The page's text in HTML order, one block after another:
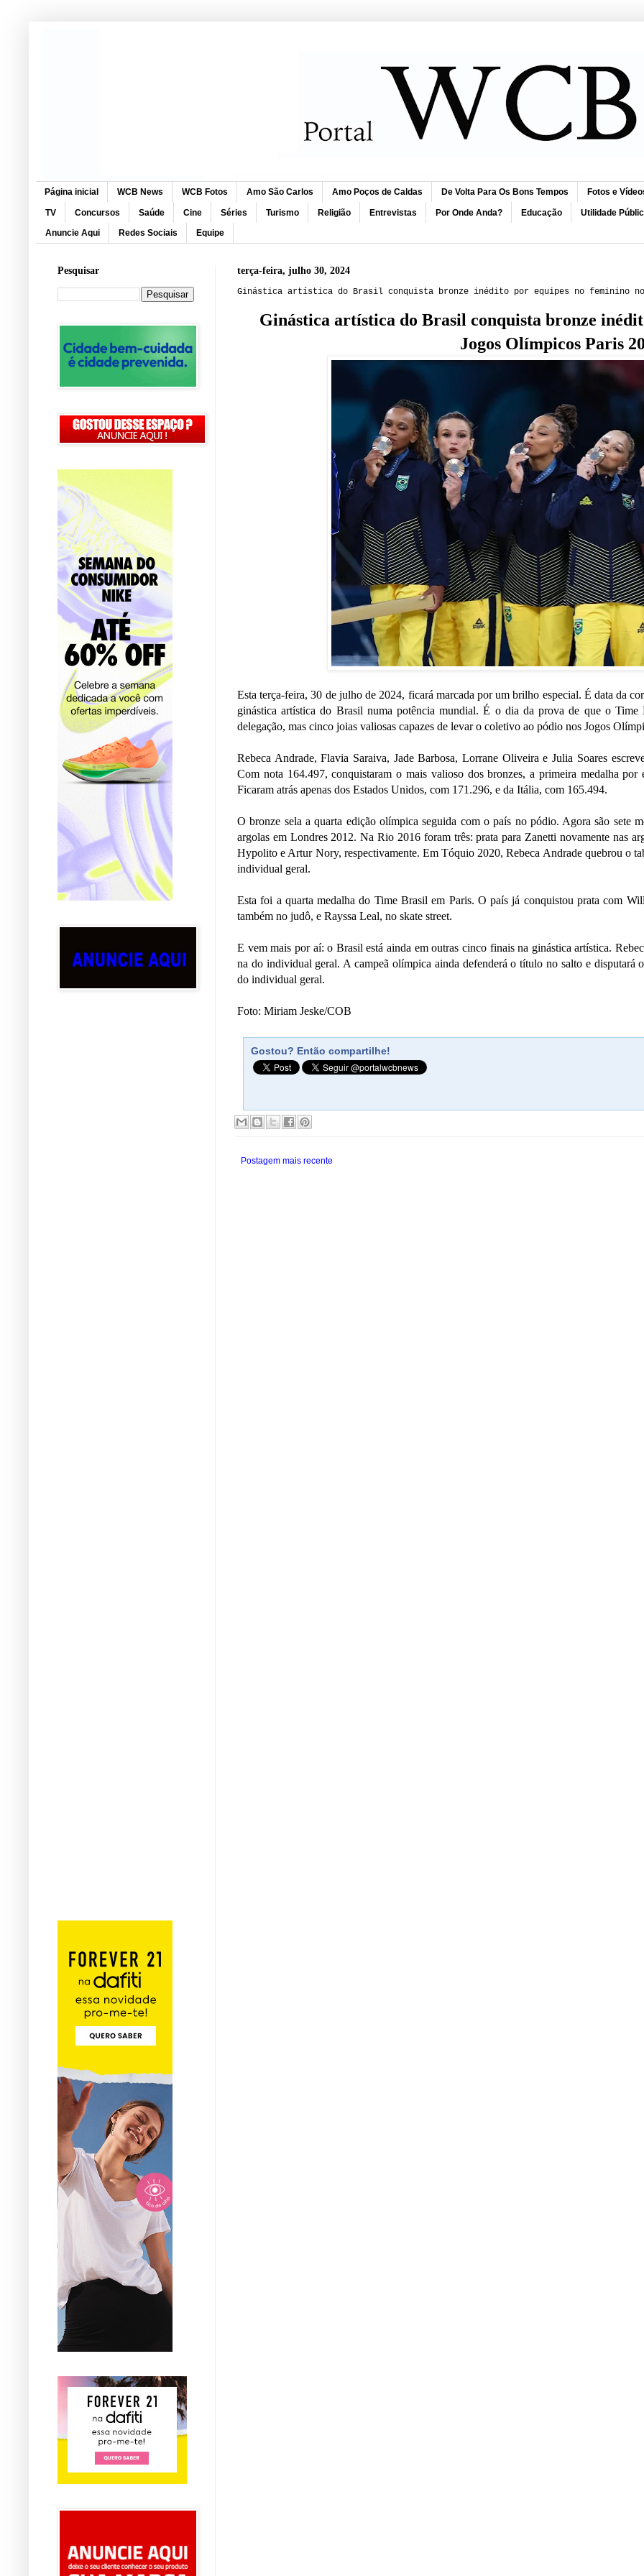
Página inicial WCB News WCB Fotos Amo São Carlos Amo Poços de Caldas De Volta Para Os Bons Tempos Fotos e
TV Concursos Saúde Cine Séries Turismo Religião Entrevistas Por Onde Anda? Educação Utilidade
Anuncie Aqui Redes Sociais Equipe
terça-feira, julho 30, 2024
Ginástica artística do Brasil conquista bronze inédito por equipes no feminino
Ginástica artística do Brasil conquista bronze
Jogos Olímpicos Paris
Esta terça-feira, 30 de julho de 2024, ficará marcada por um brilho especial. É data da
ginástica artística do Brasil numa potência mundial. É o dia da prova de que o
delegação, mas cinco joias valiosas capazes de levar o coletivo ao pódio nos Jogos
Rebeca Andrade, Flavia Saraiva, Jade Barbosa, Lorrane Oliveira e Julia Soares
Com nota 164.497, conquistaram o mais valioso dos bronzes, a primeira medalha
Ficaram atrás apenas dos Estados Unidos, com 171.296, e da Itália, com 165.494.
O bronze sela a quarta edição olímpica seguida com o país no pódio. Agora são sete
argolas em Londres 2012. Na Rio 2016 foram três: prata para Zanetti novamente nas
Hypolito e Artur Nory, respectivamente. Em Tóquio 2020, Rebeca Andrade quebrou o
individual geral.
Esta foi a quarta medalha do Time Brasil em Paris. O país já conquistou prata com
também no judô, e Rayssa Leal, no skate street.
E vem mais por aí: o Brasil está ainda em outras cinco finais na ginástica artística.
na do individual geral. A campeã olímpica ainda defenderá o título no salto e disputará
do individual geral.
Foto: Miriam Jeske/COB
Gostou? Então compartilhe!
Postagem mais recente
Pesquisar